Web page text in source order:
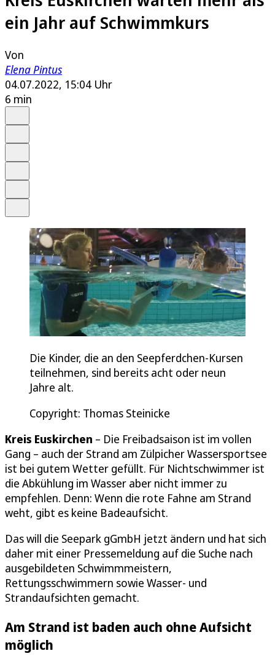
ein Jahr auf Schwimmkurs
Von
Elena Pintus
04.07.2022, 15:04 Uhr
6 min
Die Kinder, die an den Seepferdchen-Kursen
teilnehmen, sind bereits acht oder neun
Jahre alt.
Copyright: Thomas Steinicke
Kreis Euskirchen – Die Freibadsaison ist im vollen
Gang – auch der Strand am Zülpicher Wassersportsee
ist bei gutem Wetter gefüllt. Für Nichtschwimmer ist
die Abkühlung im Wasser aber nicht immer zu
empfehlen. Denn: Wenn die rote Fahne am Strand
weht, gibt es keine Badeaufsicht.
Das will die Seepark gGmbH jetzt ändern und hat sich
daher mit einer Pressemeldung auf die Suche nach
ausgebildeten Schwimmmeistern,
Rettungsschwimmern sowie Wasser- und
Strandaufsichten gemacht.
Am Strand ist baden auch ohne Aufsicht
möglich